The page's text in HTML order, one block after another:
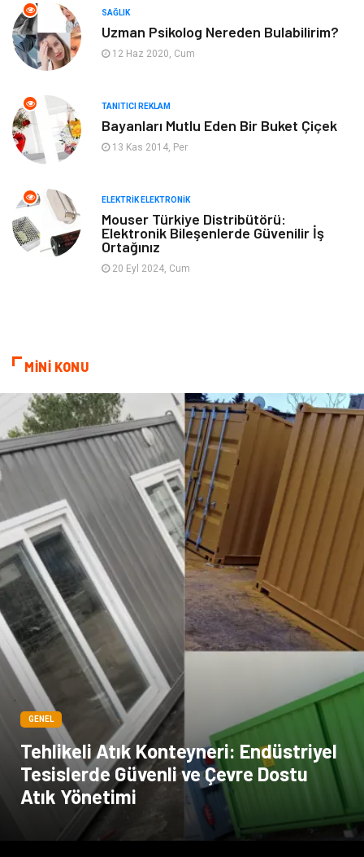
Gayrimenkul Güzellik & Bakım
Anne Çocuk
Nakliye
Cam
Spor Malzemeleri Şile Bezi
Sigorta
SAĞLIK
Uzman Psikolog Nereden Bulabilirim?
12 Haz 2020, Cum
TANITICI REKLAM
Bayanları Mutlu Eden Bir Buket Çiçek
13 Kas 2014, Per
ELEKTRIK ELEKTRONIK
Mouser Türkiye Distribütörü:
Elektronik Bileşenlerde Güvenilir İş
Ortağınız
20 Eyl 2024, Cum
MİNİ KONU
GENEL
Tehlikeli Atık Konteyneri: Endüstriyel
Tesislerde Güvenli ve Çevre Dostu
Atık Yönetimi